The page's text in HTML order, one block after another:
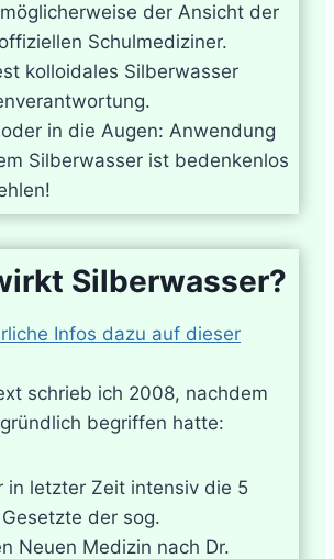
der Ansicht der
Schulmediziner.
kolloidales Silberwasser
in die Augen: Anwendung
Silberwasser ist bedenkenlos
Silberwasser?
Infos dazu auf dieser
schrieb ich 2008, nachdem
begriffen hatte:
in letzter Zeit intensiv die 5
der sog.
Neuen Medizin nach Dr.